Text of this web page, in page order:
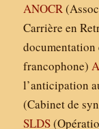
ANOCR
Carrière en
documentation
francophone)
l’anticipation
(Cabinet de
SLDS